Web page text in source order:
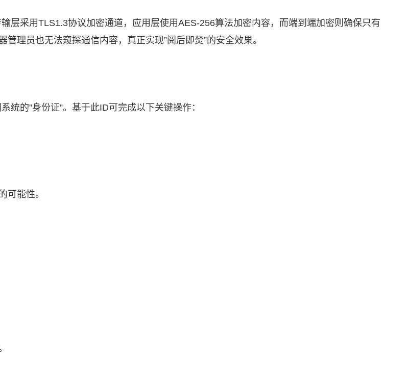
层采用TLS1.3协议加密通道，应用层使用AES-256算法加密内容，而端到端加密则确保只有
理员也无法窥探通信内容，真正实现”阅后即焚”的安全效果。
的”身份证”。基于此ID可完成以下关键操作：
可能性。